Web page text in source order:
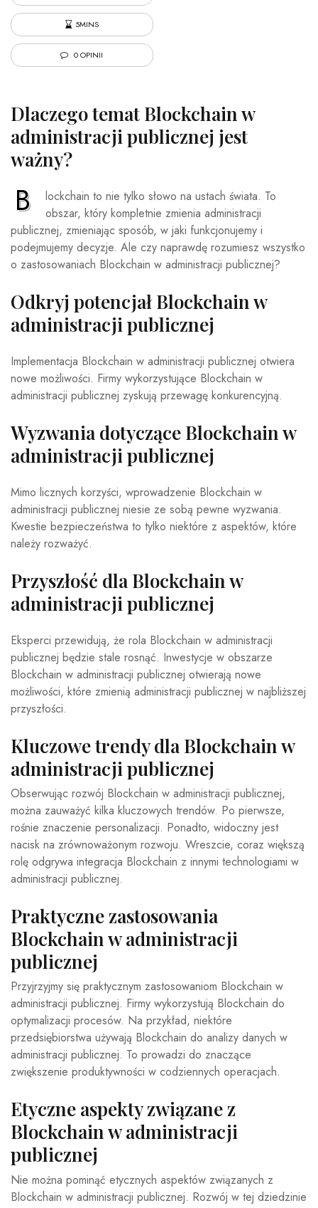
5MINS
0 OPINII
Dlaczego temat Blockchain w
administracji publicznej jest
ważny?
B
lockchain to nie tylko słowo na ustach świata. To
obszar, który kompletnie zmienia administracji
publicznej, zmieniając sposób, w jaki funkcjonujemy i
podejmujemy decyzje. Ale czy naprawdę rozumiesz wszystko
o zastosowaniach Blockchain w administracji publicznej?
Odkryj potencjał Blockchain w
administracji publicznej
Implementacja Blockchain w administracji publicznej otwiera
nowe możliwości. Firmy wykorzystujące Blockchain w
administracji publicznej zyskują przewagę konkurencyjną.
Wyzwania dotyczące Blockchain w
administracji publicznej
Mimo licznych korzyści, wprowadzenie Blockchain w
administracji publicznej niesie ze sobą pewne wyzwania.
Kwestie bezpieczeństwa to tylko niektóre z aspektów, które
należy rozważyć.
Przyszłość dla Blockchain w
administracji publicznej
Eksperci przewidują, że rola Blockchain w administracji
publicznej będzie stale rosnąć. Inwestycje w obszarze
Blockchain w administracji publicznej otwierają nowe
możliwości, które zmienią administracji publicznej w najbliższej
przyszłości.
Kluczowe trendy dla Blockchain w
administracji publicznej
Obserwując rozwój Blockchain w administracji publicznej,
można zauważyć kilka kluczowych trendów. Po pierwsze,
rośnie znaczenie personalizacji. Ponadto, widoczny jest
nacisk na zrównoważonym rozwoju. Wreszcie, coraz większą
rolę odgrywa integracja Blockchain z innymi technologiami w
administracji publicznej.
Praktyczne zastosowania
Blockchain w administracji
publicznej
Przyjrzyjmy się praktycznym zastosowaniom Blockchain w
administracji publicznej. Firmy wykorzystują Blockchain do
optymalizacji procesów. Na przykład, niektóre
przedsiębiorstwa używają Blockchain do analizy danych w
administracji publicznej. To prowadzi do znaczące
zwiększenie produktywności w codziennych operacjach.
Etyczne aspekty związane z
Blockchain w administracji
publicznej
Nie można pominąć etycznych aspektów związanych z
Blockchain w administracji publicznej. Rozwój w tej dziedzinie